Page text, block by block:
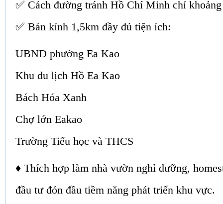
✅ Cách đường tránh Hồ Chí Minh chỉ
✅ Bán kính 1,5km đầy đủ tiện ích:
UBND phường Ea Kao
Khu du lịch Hồ Ea Kao
Bách Hóa Xanh
Chợ lớn Eakao
Trường Tiểu học và THCS
♦ Thích hợp làm nhà vườn nghỉ dưỡng,
đầu tư đón đầu tiềm năng phát triển khu vực.